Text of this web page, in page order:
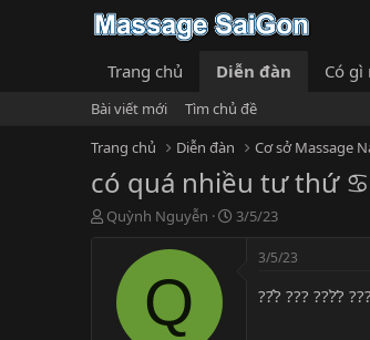
Trang chủ Diễn đàn Có gì
Bài viết mới
Tìm chủ đề
Trang chủ
Diễn đàn Cơ sở Massage
có quá nhiều tư thứ
T
Quỳnh Nguyễn
N
3/5/23
Q
3/5/23
??̂? ??? ???̛̀?